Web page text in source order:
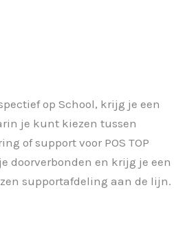
op School, krijg je een
je kunt kiezen tussen
of support voor POS TOP
doorverbonden en krijg je een
supportafdeling aan de lijn.